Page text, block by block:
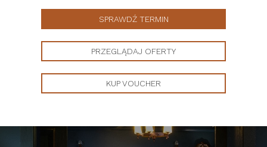
SPRAWDŹ TERMIN
PRZEGLĄDAJ OFERTY
KUP VOUCHER